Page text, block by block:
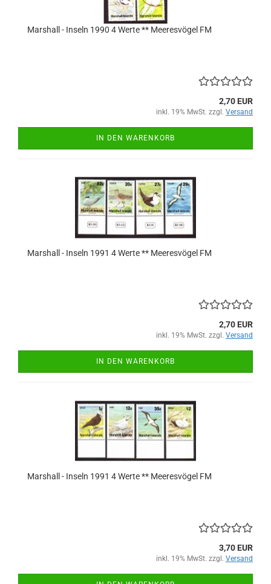
Marshall - Inseln 1990 4 Werte ** Meeresvögel FM
2,70 EUR
inkl. 19% MwSt. zzgl. Versand
IN DEN WARENKORB
Marshall - Inseln 1991 4 Werte ** Meeresvögel FM
2,70 EUR
inkl. 19% MwSt. zzgl. Versand
IN DEN WARENKORB
Marshall - Inseln 1991 4 Werte ** Meeresvögel FM
3,70 EUR
inkl. 19% MwSt. zzgl. Versand